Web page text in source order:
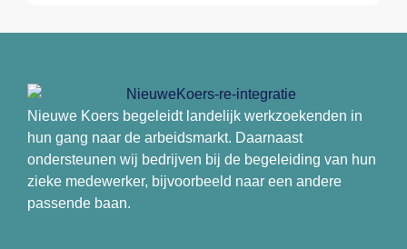
Nieuwe Koers begeleidt landelijk werkzoekenden in
hun gang naar de arbeidsmarkt. Daarnaast
ondersteunen wij bedrijven bij de begeleiding van hun
zieke medewerker, bijvoorbeeld naar een andere
passende baan.